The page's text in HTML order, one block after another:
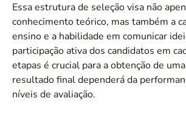
Essa estrutura de seleção visa não
conhecimento teórico, mas também a
ensino e a habilidade em comunicar
participação ativa dos candidatos em
etapas é crucial para a obtenção de
resultado final dependerá da
níveis de avaliação.